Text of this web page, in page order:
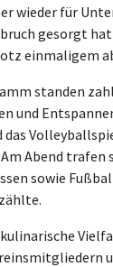
wieder für
gesorgt
einmaligem
standen
und
das
Abend trafen
sowie
kulinarische